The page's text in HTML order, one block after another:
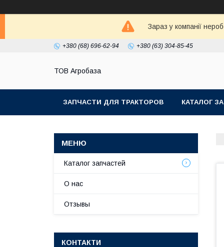
Зараз у компанії
+380 (68) 696-62-94 +380 (63) 304-85-45
ТОВ Агробаза
ЗАПЧАСТИ ДЛЯ ТРАКТОРОВ КАТАЛОГ
Каталог запчастей
О нас
Отзывы
КОНТАКТИ